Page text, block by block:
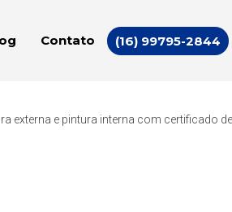
Contato (16) 99795-2844
e pintura interna com certificado